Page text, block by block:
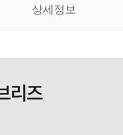
상세정보